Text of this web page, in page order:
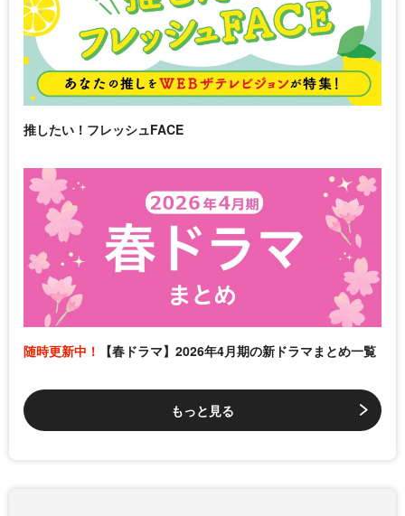
推したい！フレッシュFACE
随時更新中！ 【春ドラマ】2026年4月期の新ドラマまとめ一覧
もっと見る